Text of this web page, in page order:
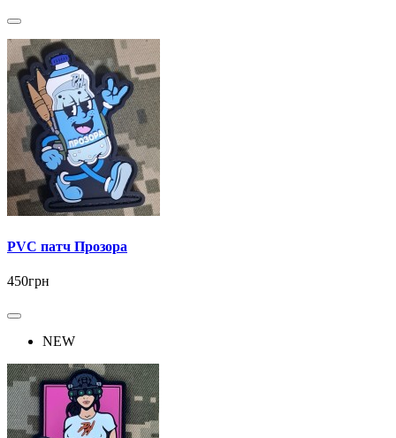
PVC патч Прозора
450грн
NEW